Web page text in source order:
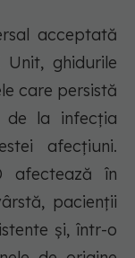
acceptată
ghidurile
care persistă
de la infecția
afecțiuni.
afectează în
pacienții
și, într-o